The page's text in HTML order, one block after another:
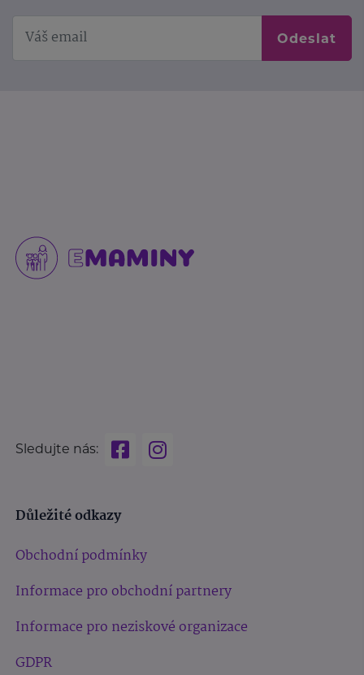
Odeslat
Sledujte nás:
Důležité odkazy
Obchodní podmínky
Informace pro obchodní partnery
Informace pro neziskové organizace
GDPR